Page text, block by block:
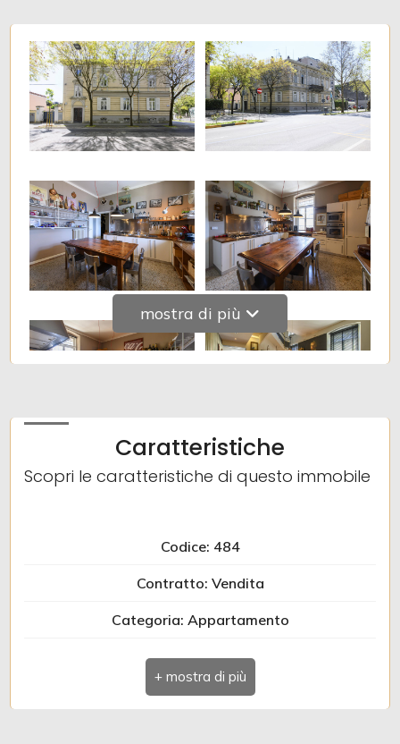
mostra di più
Caratteristiche
Scopri le caratteristiche di questo immobile
Codice: 484
Contratto: Vendita
Categoria: Appartamento
Indirizzo: VIA TRENTO
Comune: Gorizia